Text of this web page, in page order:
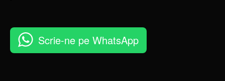
Scrie-ne pe WhatsApp